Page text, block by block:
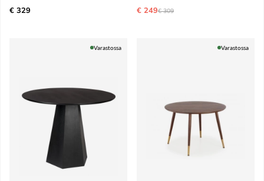
€ 329 € 249Normaali hinta
€ 309
Varastossa Varastossa